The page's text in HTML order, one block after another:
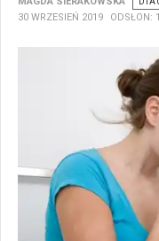
30 WRZESIEŃ 2019
ODSŁON: